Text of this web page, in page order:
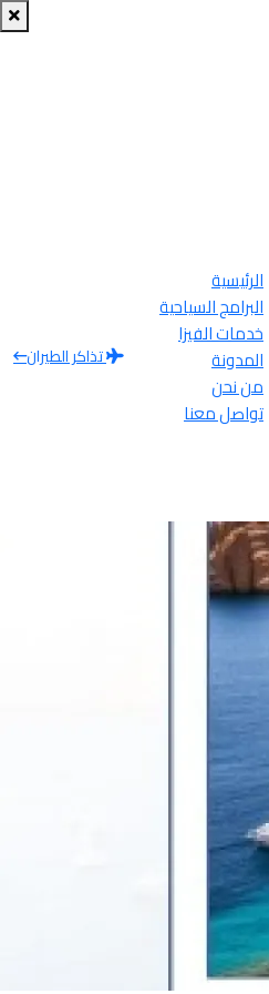
الرئيسية
البرامج السياحية
خدمات الفيزا
المدونة
من نحن
تواصل معنا
تذاكر الطيران